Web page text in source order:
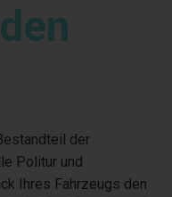
der
Politur und
Ihres Fahrzeugs den